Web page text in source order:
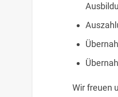
Wir freuen